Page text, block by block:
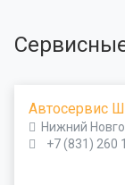
Автосервис
Нижний
+7 (831) 260